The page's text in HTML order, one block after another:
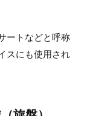
ートなどと呼称
スにも使用され